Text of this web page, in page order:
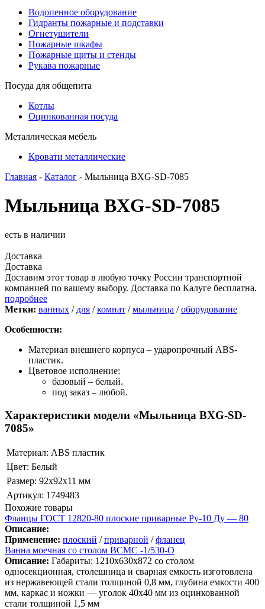
Водопенное оборудование
Гидранты пожарные и подставки
Огнетушители
Пожарные шкафы
Пожарные щиты и стенды
Рукава пожарные
Посуда для общепита
Котлы
Оцинкованная посуда
Металлическая мебель
Кровати металлические
Главная - Каталог - Мыльница BXG-SD-7085
Мыльница BXG-SD-7085
есть в наличии
Доставка
Доставка
Доставим этот товар в любую точку России транспортной
компанией по вашему выбору. Доставка по Калуге бесплатна.
подробнее
Метки: ванных / для /комнат /мыльница /оборудование
Особенности:
Материал внешнего корпуса – ударопрочный ABS-
пластик.
Цветовое исполнение:
базовый – белый.
под заказ – любой.
Характеристики модели «Мыльница BXG-SD-
7085»
Материал: ABS пластик
Цвет: Белый
Размер: 92x92x11 мм
Артикул: 1749483
Похожие товары
Фланцы ГОСТ 12820-80 плоские приварные Ру-10 Ду — 80
Описание:
Применение: плоский /приварной /фланец
Ванна моечная со столом ВСМС -1/530-О
Описание: Габариты: 1210x630x872 со столом
односекционная, столешница и сварная емкость изготовлена
из нержавеющей стали толщиной 0,8 мм, глубина емкости 400
мм, каркас и ножки — уголок 40х40 мм из оцинкованной
стали толщиной 1,5 мм